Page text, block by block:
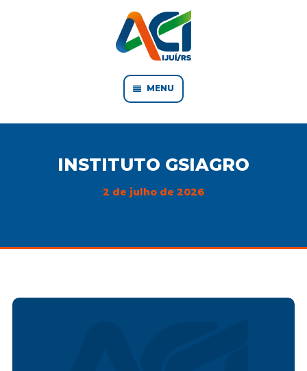
MENU
INSTITUTO GSIAGRO
2 de julho de 2026